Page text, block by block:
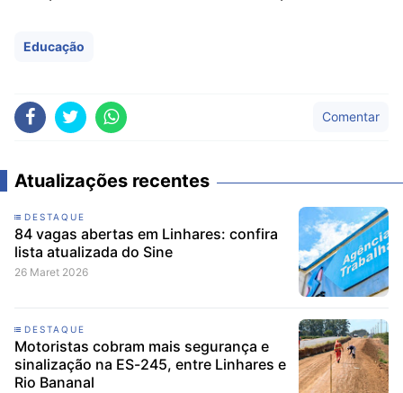
Educação
Comentar
Atualizações recentes
DESTAQUE
84 vagas abertas em Linhares: confira
lista atualizada do Sine
26 Maret 2026
DESTAQUE
Motoristas cobram mais segurança e
sinalização na ES-245, entre Linhares e
Rio Bananal